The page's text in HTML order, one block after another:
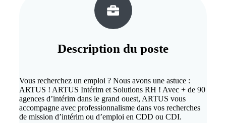
Description du poste
Vous recherchez un emploi ? Nous avons une astuce :
ARTUS ! ARTUS Intérim et Solutions RH ! Avec + de 90
agences d’intérim dans le grand ouest, ARTUS vous
accompagne avec professionnalisme dans vos recherches
de mission d’intérim ou d’emploi en CDD ou CDI.